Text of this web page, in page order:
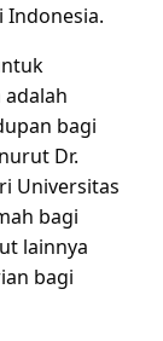
Indonesia.
bagi
Dr.
Universitas
bagi
lainnya
bagi